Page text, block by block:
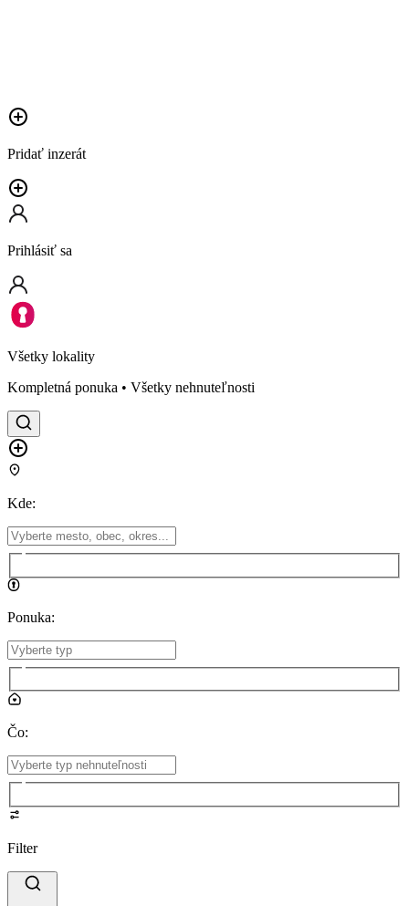
Pridať inzerát
Prihlásiť sa
Všetky lokality
Kompletná ponuka • Všetky nehnuteľnosti
Kde:
Ponuka:
Čo:
Filter